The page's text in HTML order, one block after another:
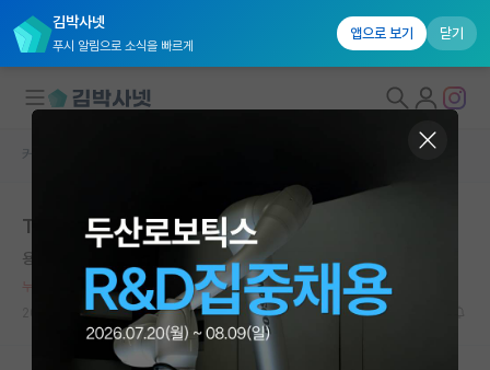
김박사넷
푸시 알림으로 소식을 빠르게
앱으로 보기 닫기
국내대학원 정보
연구실&오픈랩
커뮤니티
커뮤니티 홈
커뮤니티 홈
TOP 3 AI/ML 학회지 1저자 출판 후 느낀 점
용감한 그레고어 멘델
누적 신고가 20개 이상인 사용자입니다.
2026.06.01
27 8919